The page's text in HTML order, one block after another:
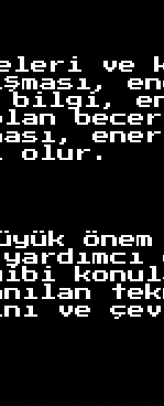
ve
bilgi,
olur.
ve